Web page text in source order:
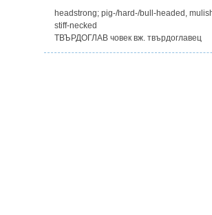
headstrong; pig-/hard-/bull-headed,
stiff-necked
ТВЪРДОГЛАВ човек вж. твърдоглавец